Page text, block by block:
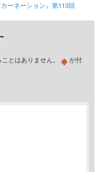
ーネーション』第113回
とはありません。 ※ が付